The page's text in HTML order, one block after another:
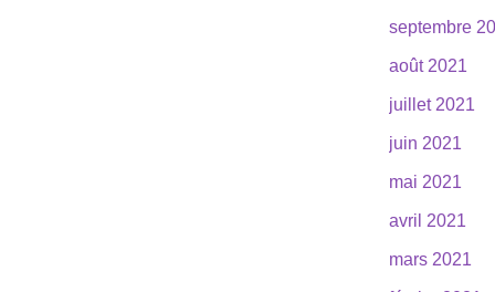
septembre
août 2021
juillet 2021
juin 2021
mai 2021
avril 2021
mars 2021